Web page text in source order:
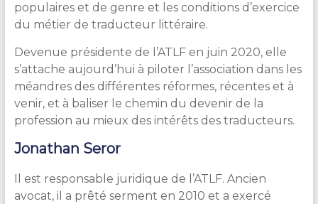
populaires et de genre et les conditions d’exercice
du métier de traducteur littéraire.
Devenue présidente de l’ATLF en juin 2020, elle
s’attache aujourd’hui à piloter l’association dans les
méandres des différentes réformes, récentes et à
venir, et à baliser le chemin du devenir de la
profession au mieux des intérêts des traducteurs.
Jonathan Seror
Il est responsable juridique de l’ATLF. Ancien
avocat, il a prêté serment en 2010 et a exercé